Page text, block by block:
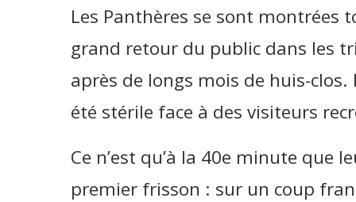
Les Panthères se sont montrées
grand retour du public dans les
après de longs mois de huis-
été stérile face à des visiteurs
Ce n’est qu’à la 40e minute que
premier frisson : sur un coup